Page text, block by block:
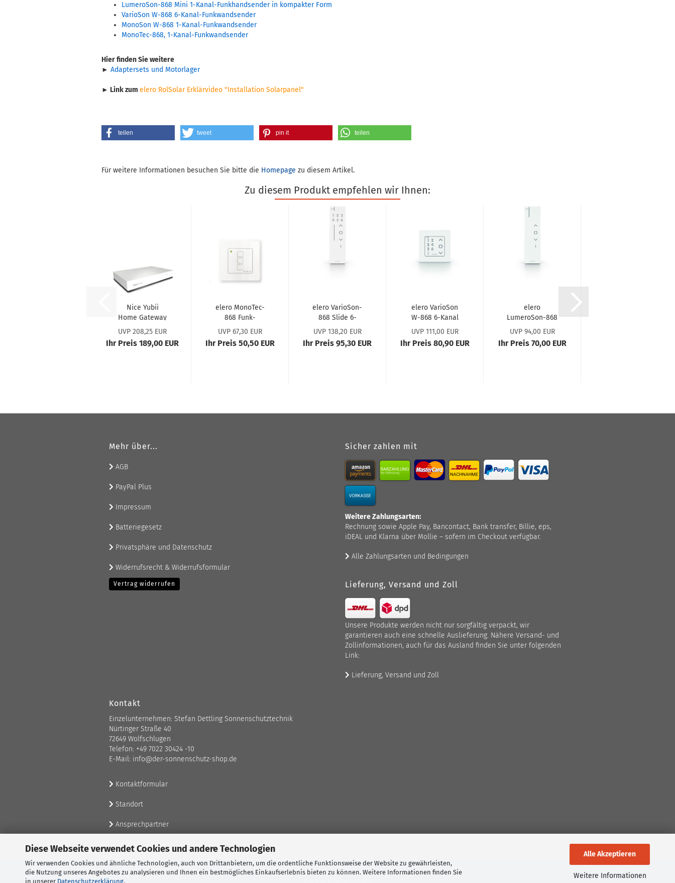
Diese Webseite verwendet Cookies und andere Technologien
Wir verwenden Cookies und ähnliche Technologien, auch von Drittanbietern, um die ordentliche Funktionsweise der Website zu gewährleisten,
die Nutzung unseres Angebotes zu analysieren und Ihnen ein bestmögliches Einkaufserlebnis bieten zu können. Weitere Informationen finden Sie
in unserer Datenschutzerklärung.
Alle Akzeptieren
Weitere Informationen
LumeroSon-868 Mini 1-Kanal-Funkhandsender in kompakter Form
VarioSon W-868 6-Kanal-Funkwandsender
MonoSon W-868 1-Kanal-Funkwandsender
MonoTec-868, 1-Kanal-Funkwandsender
Hier finden Sie weitere
► Adaptersets und Motorlager
► Link zum elero RolSolar Erklärvideo "Installation Solarpanel"
teilen tweet pin it teilen
Für weitere Informationen besuchen Sie bitte die Homepage zu diesem Artikel.
Zu diesem Produkt empfehlen wir Ihnen:
Nice Yubii
Home Gate­way
#301616040301
UVP 208,25 EUR
Ihr Preis 189,00 EUR
elero MonoTec-​​
868 Funk-​
Wand­sen­der
#286500002
UVP 67,30 EUR
Ihr Preis 50,50 EUR
elero VarioSon-​​
868 Slide 6-​
Kanal Hand­sen­
der mit Sli­de­
funk­ti­on
UVP 138,20 EUR
Ihr Preis 95,30 EUR
elero Va­rio­Son
W-868 6-​Kanal
Funk-​Wand­sen­
der #286630001
#286730001
UVP 111,00 EUR
Ihr Preis 80,90 EUR
elero
LumeroSon-​​868
1-​Kanal Hand­
sen­der
#287010001
UVP 94,00 EUR
Ihr Preis 70,00 EUR
Mehr über...
AGB
PayPal Plus
Impressum
Batteriegesetz
Privatsphäre und Datenschutz
Widerrufsrecht & Widerrufsformular
Vertrag widerrufen
Sicher zahlen mit
Weitere Zahlungsarten:
Rechnung sowie Apple Pay, Bancontact, Bank transfer, Billie, eps,
iDEAL und Klarna über Mollie – sofern im Checkout verfügbar.
Alle Zahlungsarten und Bedingungen
Lieferung, Versand und Zoll
Unsere Produkte werden nicht nur sorgfältig verpackt, wir
garantieren auch eine schnelle Auslieferung. Nähere Versand- und
Zollinformationen, auch für das Ausland finden Sie unter folgenden
Link:
Lieferung, Versand und Zoll
Kontakt
Einzelunternehmen: Stefan Dettling Sonnenschutztechnik
Nürtinger Straße 40
72649 Wolfschlugen
Telefon: +49 7022 30424 -10
E-Mail: info@der-sonnenschutz-shop.de
Kontaktformular
Standort
Ansprechpartner
Shopping Cart Solution by Gambio.com © 2026